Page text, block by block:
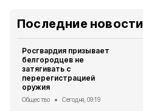
Последние новости
Росгвардия призывает
белгородцев не
затягивать с
перерегистрацией
оружия
Общество Сегодня, 09:19